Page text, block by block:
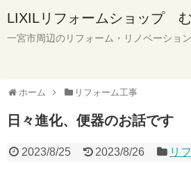
LIXILリフォームショップ
一宮市周辺のリフォーム・リノベーショ
ホーム リフォーム工事
日々進化、便器のお話です
2023/8/25 2023/8/26 リ